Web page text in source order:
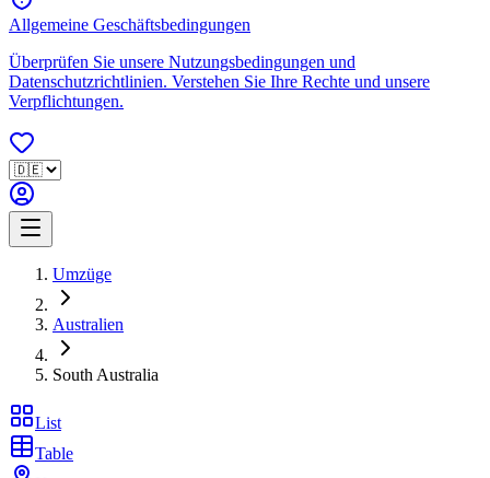
Allgemeine Geschäftsbedingungen
Überprüfen Sie unsere Nutzungsbedingungen und
Datenschutzrichtlinien. Verstehen Sie Ihre Rechte und unsere
Verpflichtungen.
Umzüge
Australien
South Australia
List
Table